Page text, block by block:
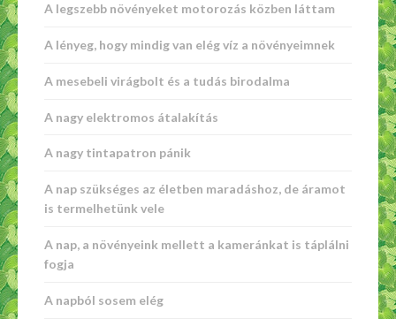
A legszebb növényeket motorozás közben láttam
A lényeg, hogy mindig van elég víz a növényeimnek
A mesebeli virágbolt és a tudás birodalma
A nagy elektromos átalakítás
A nagy tintapatron pánik
A nap szükséges az életben maradáshoz, de áramot
is termelhetünk vele
A nap, a növényeink mellett a kameránkat is táplálni
fogja
A napból sosem elég